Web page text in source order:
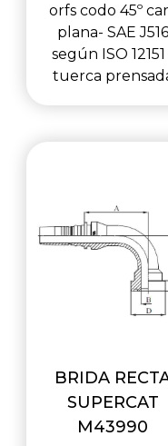
orfs codo 45º
plana- SAE J516
según ISO 12151
tuerca
BRIDA
SUPERCAT
M43990